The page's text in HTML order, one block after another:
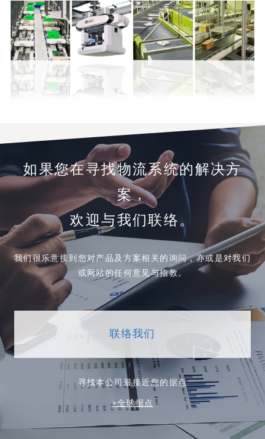
如果您在寻找物流系统的解决方
案，
欢迎与我们联络。
我们很乐意接到您对产品及方案相关的询问，亦或是对我们
或网站的任何意见与指教。
联络我们
寻找本公司最接近您的据点
>全球据点